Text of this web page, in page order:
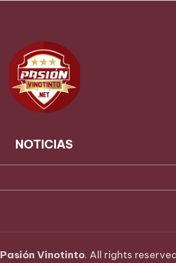
NOTICIAS
Pasión Vinotinto. All rights